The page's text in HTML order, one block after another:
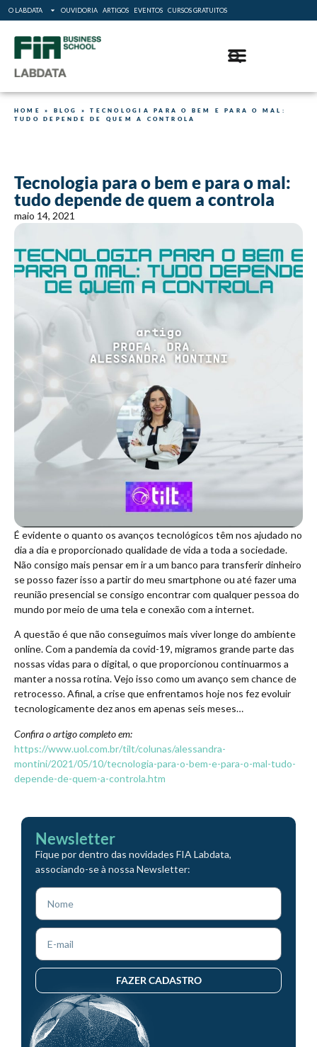
O LABDATA OUVIDORIA ARTIGOS EVENTOS CURSOS GRATUITOS
HOME » BLOG »TECNOLOGIA PARA O BEM E PARA O MAL:
TUDO DEPENDE DE QUEM A CONTROLA
Tecnologia para o bem e para o mal:
tudo depende de quem a controla
maio 14, 2021
É evidente o quanto os avanços tecnológicos têm nos ajudado no
dia a dia e proporcionado qualidade de vida a toda a sociedade.
Não consigo mais pensar em ir a um banco para transferir dinheiro
se posso fazer isso a partir do meu smartphone ou até fazer uma
reunião presencial se consigo encontrar com qualquer pessoa do
mundo por meio de uma tela e conexão com a internet.
A questão é que não conseguimos mais viver longe do ambiente
online. Com a pandemia da covid-19, migramos grande parte das
nossas vidas para o digital, o que proporcionou continuarmos a
manter a nossa rotina. Vejo isso como um avanço sem chance de
retrocesso. Afinal, a crise que enfrentamos hoje nos fez evoluir
tecnologicamente dez anos em apenas seis meses…
Confira o artigo completo em:
https://www.uol.com.br/tilt/colunas/alessandra-
montini/2021/05/10/tecnologia-para-o-bem-e-para-o-mal-tudo-
depende-de-quem-a-controla.htm
Newsletter
Fique por dentro das novidades FIA Labdata,
associando-se à nossa Newsletter:
FAZER CADASTRO